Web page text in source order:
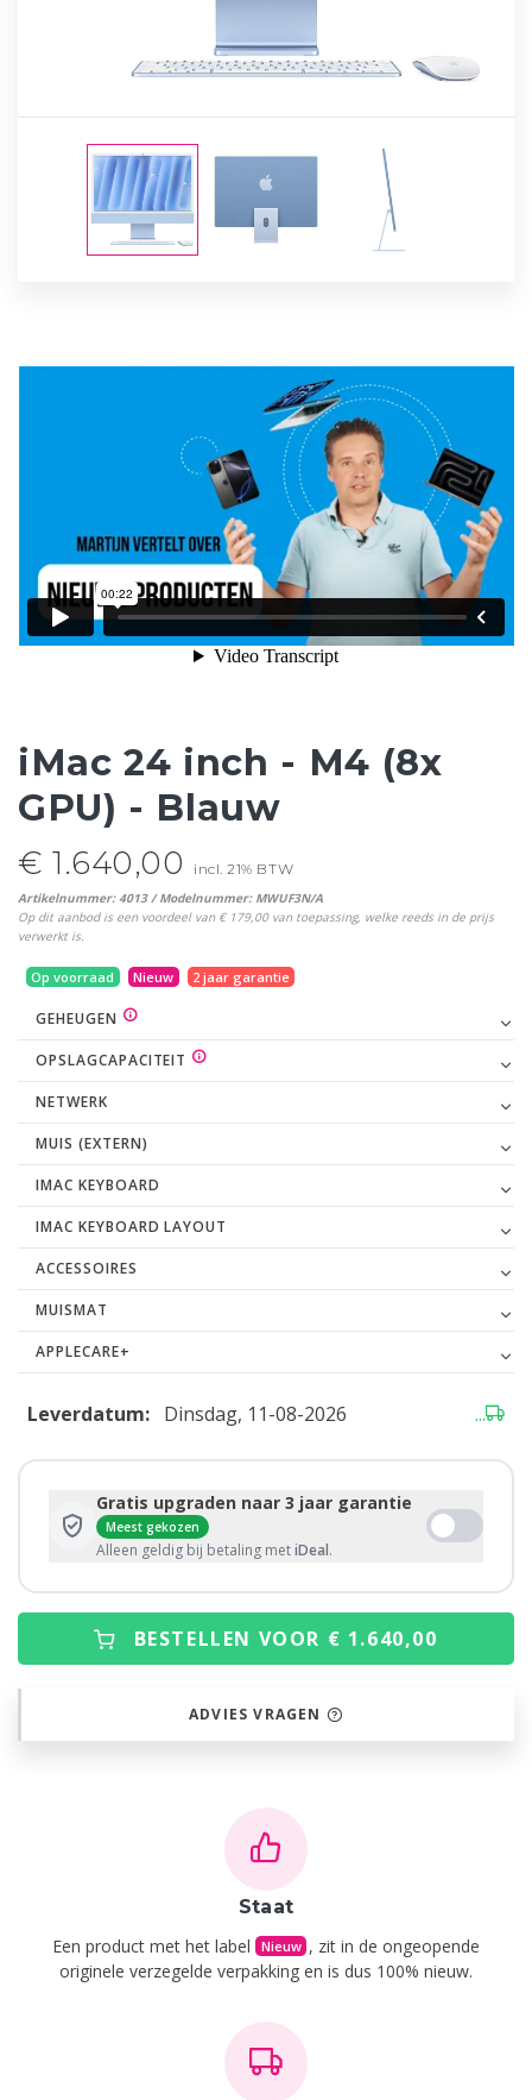
iMac 24 inch - M4 (8x
GPU) - Blauw
€ 1.640,00 incl. 21% BTW
Artikelnummer: 4013 / Modelnummer: MWUF3N/A
Op dit aanbod is een voordeel van € 179,00 van toepassing, welke reeds in de prijs
verwerkt is.
Op voorraad Nieuw 2 jaar garantie
GEHEUGEN
OPSLAGCAPACITEIT
NETWERK
MUIS (EXTERN)
IMAC KEYBOARD
IMAC KEYBOARD LAYOUT
ACCESSOIRES
MUISMAT
APPLECARE+
Leverdatum: Dinsdag, 11-08-2026 ...
Gratis upgraden naar 3 jaar garantie
Meest gekozen
Alleen geldig bij betaling metiDeal.
BESTELLEN VOOR € 1.640,00
ADVIES VRAGEN
Staat
Een product met het label Nieuw , zit in de ongeopende
originele verzegelde verpakking en is dus 100% nieuw.